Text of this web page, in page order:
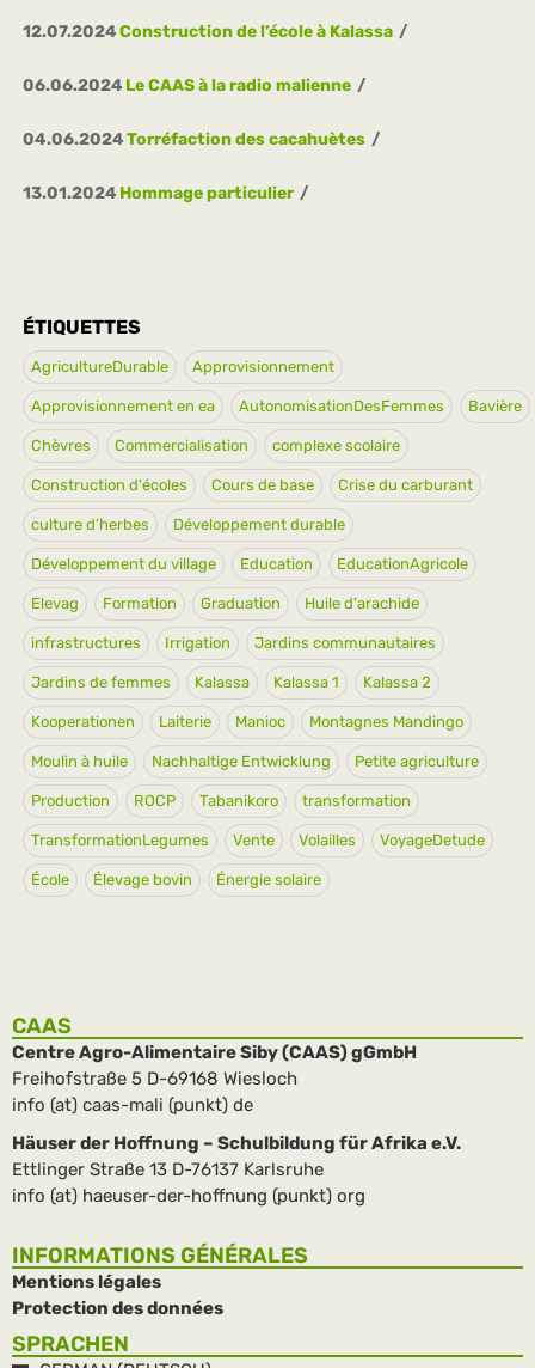
12.07.2024Construction de l’école à Kalassa
06.06.2024 Le CAAS à la radio malienne
04.06.2024Torréfaction des cacahuètes
13.01.2024 Hommage particulier
ÉTIQUETTES
AgricultureDurable Approvisionnement
Approvisionnement en ea AutonomisationDesFemmes Bavière
Chèvres Commercialisation complexe scolaire
Construction d'écoles Cours de base Crise du carburant
culture d’herbes Développement durable
Développement du village Education EducationAgricole
Elevag Formation Graduation Huile d'arachide
infrastructures Irrigation Jardins communautaires
Jardins de femmes Kalassa Kalassa 1 Kalassa 2
Kooperationen Laiterie Manioc Montagnes Mandingo
Moulin à huile Nachhaltige Entwicklung Petite agriculture
Production ROCP Tabanikoro transformation
TransformationLegumes Vente Volailles VoyageDetude
École Élevage bovin Énergie solaire
CAAS
Centre Agro-Alimentaire Siby (CAAS) gGmbH
Freihofstraße 5 D-69168 Wiesloch
info (at) caas-mali (punkt) de
Häuser der Hoffnung – Schulbildung für Afrika e.V.
Ettlinger Straße 13 D-76137 Karlsruhe
info (at) haeuser-der-hoffnung (punkt) org
INFORMATIONS GÉNÉRALES
Mentions légales
Protection des données
SPRACHEN